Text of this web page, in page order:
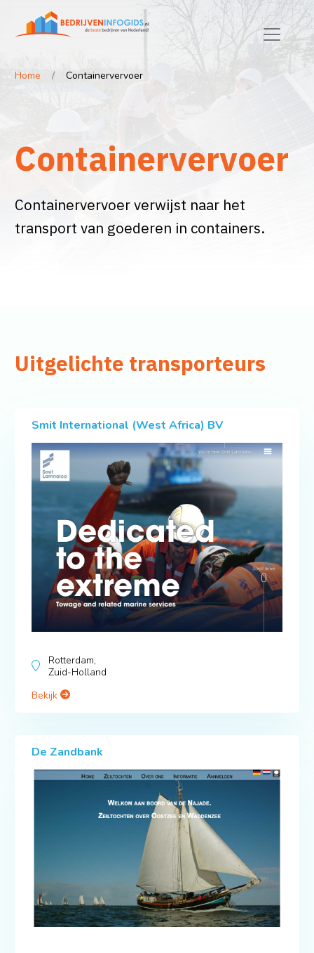
Home Containervervoer
Containervervoer
Containervervoer verwijst naar het
transport van goederen in containers.
Uitgelichte transporteurs
Smit International (West Africa) BV
Rotterdam,
Zuid-Holland
Bekijk
De Zandbank